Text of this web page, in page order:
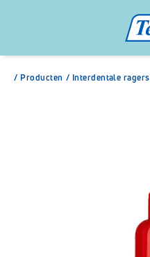
/ Producten / Interdentale ragers